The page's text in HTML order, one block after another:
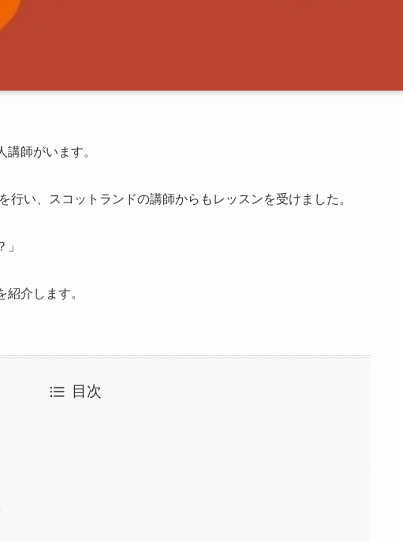
師がいます。
行い、スコットランドの講師からもレッスンを受けました。
介します。
目次